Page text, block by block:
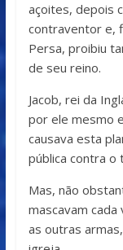
açoites, depois
contraventor e,
Persa, proibiu
de seu reino.
Jacob, rei da
por ele mesmo
causava esta
pública contra o
Mas, não
mascavam
as outras